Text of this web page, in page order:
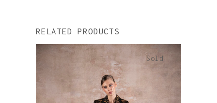
RELATED PRODUCTS
Sold